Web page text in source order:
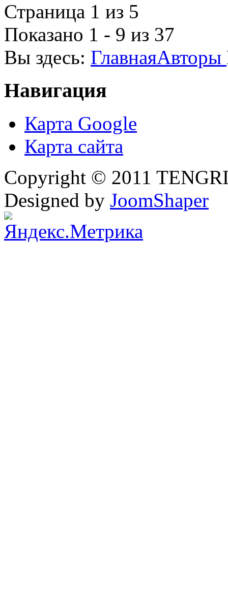
Страница 1 из 5
Показано 1 - 9 из 37
Вы здесь: ГлавнаяАвторы
Навигация
Карта Google
Карта сайта
Copyright © 2011
Designed by JoomShaper